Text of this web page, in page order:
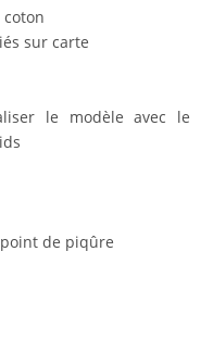
sur carte
le modèle avec le
de piqûre